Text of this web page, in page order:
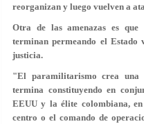
reorganizan y luego vuelven a
Otra de las amenazas es que
terminan permeando el Estado
justicia.
"El paramilitarismo crea una
termina constituyendo en
EEUU y la élite colombiana,
centro o el comando de